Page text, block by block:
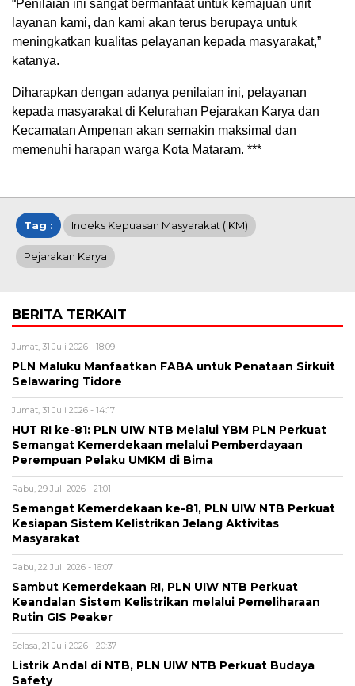
“Penilaian ini sangat bermanfaat untuk kemajuan unit
layanan kami, dan kami akan terus berupaya untuk
meningkatkan kualitas pelayanan kepada masyarakat,”
katanya.
Diharapkan dengan adanya penilaian ini, pelayanan
kepada masyarakat di Kelurahan Pejarakan Karya dan
Kecamatan Ampenan akan semakin maksimal dan
memenuhi harapan warga Kota Mataram. ***
Tag : Indeks Kepuasan Masyarakat (IKM)
Pejarakan Karya
BERITA TERKAIT
Jumat, 31 Juli 2026 - 18:09
PLN Maluku Manfaatkan FABA untuk Penataan Sirkuit
Selawaring Tidore
Jumat, 31 Juli 2026 - 14:17
HUT RI ke-81: PLN UIW NTB Melalui YBM PLN Perkuat
Semangat Kemerdekaan melalui Pemberdayaan
Perempuan Pelaku UMKM di Bima
Rabu, 29 Juli 2026 - 21:01
Semangat Kemerdekaan ke-81, PLN UIW NTB Perkuat
Kesiapan Sistem Kelistrikan Jelang Aktivitas
Masyarakat
Rabu, 22 Juli 2026 - 16:07
Sambut Kemerdekaan RI, PLN UIW NTB Perkuat
Keandalan Sistem Kelistrikan melalui Pemeliharaan
Rutin GIS Peaker
Selasa, 21 Juli 2026 - 20:37
Listrik Andal di NTB, PLN UIW NTB Perkuat Budaya
Safety